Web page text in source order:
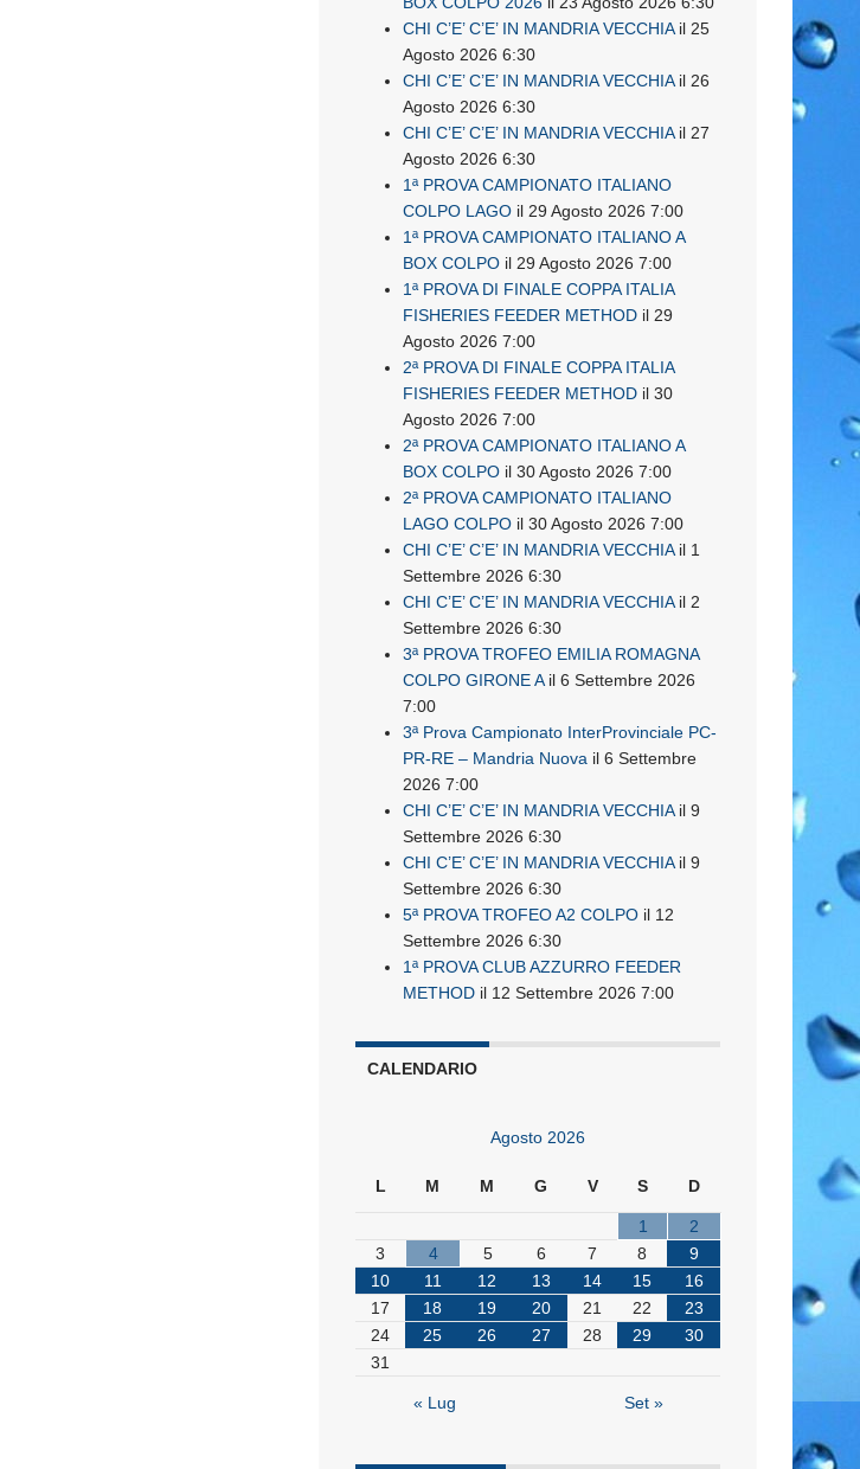
CHI C’E’ C’E’ IN MANDRIA VECCHIAil 25
Agosto 2026 6:30
CHI C’E’ C’E’ IN MANDRIA VECCHIAil 26
Agosto 2026 6:30
CHI C’E’ C’E’ IN MANDRIA VECCHIAil 27
Agosto 2026 6:30
1ª PROVA CAMPIONATO ITALIANO
COLPO LAGO il 29 Agosto 2026 7:00
1ª PROVA CAMPIONATO ITALIANO A
BOX COLPO il 29 Agosto 2026 7:00
1ª PROVA DI FINALE COPPA ITALIA
FISHERIES FEEDER METHOD il 29
Agosto 2026 7:00
2ª PROVA DI FINALE COPPA ITALIA
FISHERIES FEEDER METHOD il 30
Agosto 2026 7:00
2ª PROVA CAMPIONATO ITALIANO A
BOX COLPO il 30 Agosto 2026 7:00
2ª PROVA CAMPIONATO ITALIANO
LAGO COLPO il 30 Agosto 2026 7:00
CHI C’E’ C’E’ IN MANDRIA VECCHIAil 1
Settembre 2026 6:30
CHI C’E’ C’E’ IN MANDRIA VECCHIAil 2
Settembre 2026 6:30
3ª PROVA TROFEO EMILIA ROMAGNA
COLPO GIRONE Ail 6 Settembre 2026
7:00
3ª Prova Campionato InterProvinciale PC-
PR-RE – Mandria Nuova il 6 Settembre
2026 7:00
CHI C’E’ C’E’ IN MANDRIA VECCHIAil 9
Settembre 2026 6:30
CHI C’E’ C’E’ IN MANDRIA VECCHIAil 9
Settembre 2026 6:30
5ª PROVA TROFEO A2 COLPO il 12
Settembre 2026 6:30
1ª PROVA CLUB AZZURRO FEEDER
METHOD il 12 Settembre 2026 7:00
CALENDARIO
Agosto 2026
L M M G V S D
1
2
3
4 5 6 7 8
9
10
11 12 13 14 15
16
17
18 19 20 21 22
23
24
25 26 27 28 29
30
31
« Lug Set »